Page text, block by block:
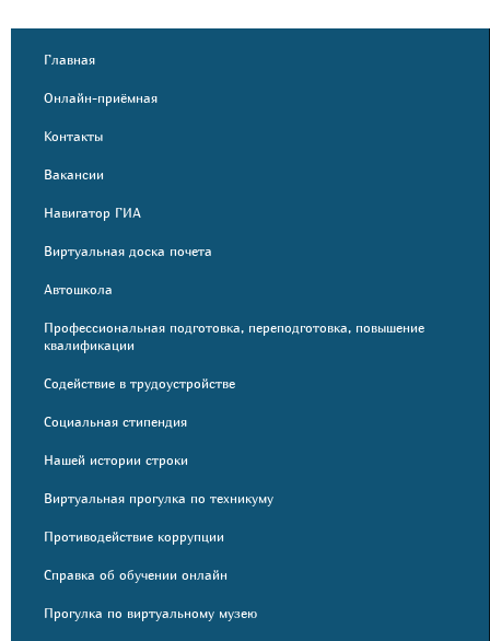
Главная
Онлайн-приёмная
Контакты
Вакансии
Навигатор ГИА
Виртуальная доска почета
Автошкола
Профессиональная подготовка, переподготовка, повышение
квалификации
Содействие в трудоустройстве
Социальная стипендия
Нашей истории строки
Виртуальная прогулка по техникуму
Противодействие коррупции
Справка об обучении онлайн
Прогулка по виртуальному музею